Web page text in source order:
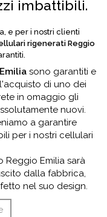
imbattibili.
e per i nostri clienti
rigenerati Reggio
sono garantiti e
di uno dei
in omaggio gli
nuovi.
a garantire
per i nostri cellulari
Reggio Emilia sarà
dalla fabbrica,
nel suo design.